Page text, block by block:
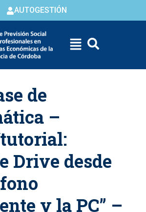
AUTOGESTIÓN
de
–
Drive desde
y la PC” –